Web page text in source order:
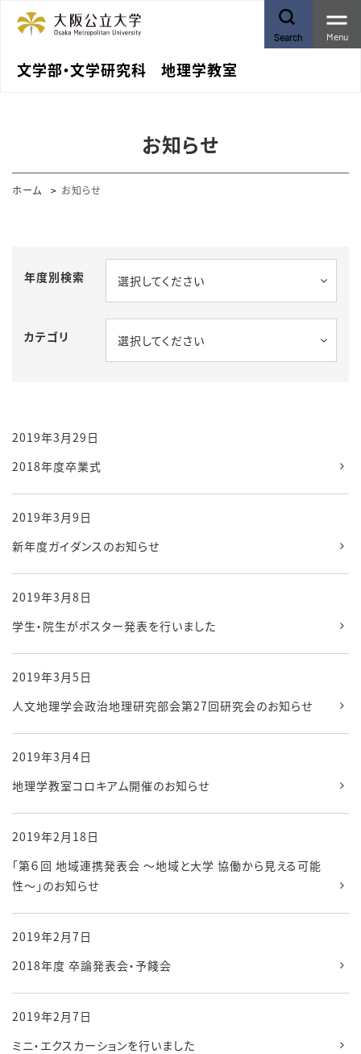
文学部・文学研究科 地理学教室
Search Menu
お知らせ
ホーム お知らせ
年度別検索 選択してください
カテゴリ 選択してください
2019年3月29日
2018年度卒業式
2019年3月9日
新年度ガイダンスのお知らせ
2019年3月8日
学生・院生がポスター発表を行いました
2019年3月5日
人文地理学会政治地理研究部会第27回研究会のお知らせ
2019年3月4日
地理学教室コロキアム開催のお知らせ
2019年2月18日
「第６回 地域連携発表会 ～地域と大学 協働から見える可能
性～」のお知らせ
2019年2月7日
2018年度 卒論発表会・予餞会
2019年2月7日
ミニ・エクスカーションを行いました